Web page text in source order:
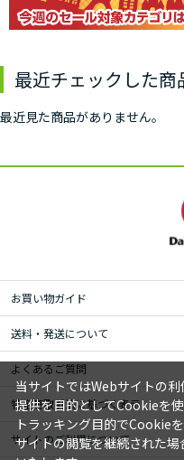
最近チェックした商
最近見た商品がありません。
お買い物ガイド
送料・発送について
よくあるご質問
特定商取引法に基づく表示
サイトのご利用について
当サイトではWebサイトの
提供を目的としてCookieを
トラッキング目的でCookie
サイトの閲覧を継続された